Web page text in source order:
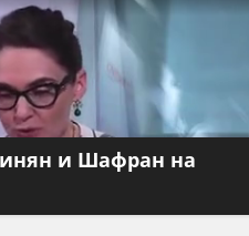
и Шафран на